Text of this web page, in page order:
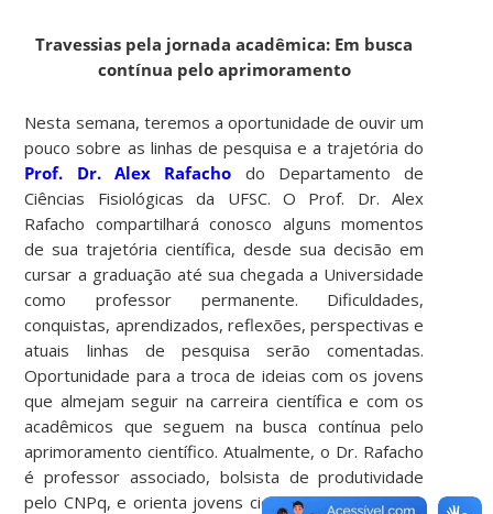
Travessias pela jornada acadêmica: Em busca
contínua pelo aprimoramento
Nesta semana, teremos a oportunidade de ouvir um
pouco sobre as linhas de pesquisa e a trajetória do
Prof. Dr. Alex Rafacho do Departamento de
Ciências Fisiológicas da UFSC. O Prof. Dr. Alex
Rafacho compartilhará conosco alguns momentos
de sua trajetória científica, desde sua decisão em
cursar a graduação até sua chegada a Universidade
como professor permanente. Dificuldades,
conquistas, aprendizados, reflexões, perspectivas e
atuais linhas de pesquisa serão comentadas.
Oportunidade para a troca de ideias com os jovens
que almejam seguir na carreira científica e com os
acadêmicos que seguem na busca contínua pelo
aprimoramento científico. Atualmente, o Dr. Rafacho
é professor associado, bolsista de produtividade
pelo CNPq, e orienta jovens cientistas pelo Lab. de